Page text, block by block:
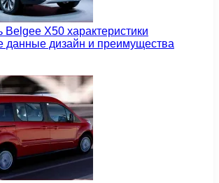
X50 характеристики
данные дизайн и преимущества